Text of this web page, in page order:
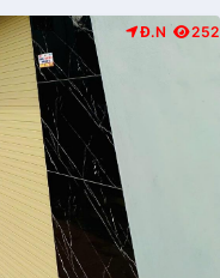
Đ.N 252